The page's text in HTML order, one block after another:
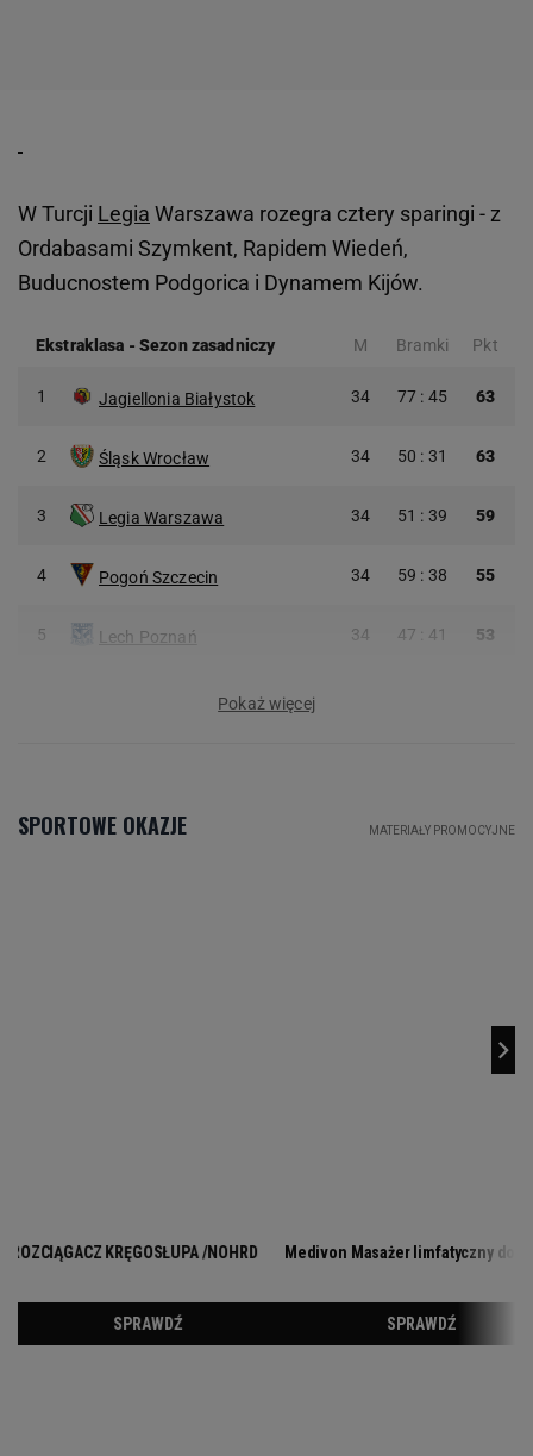
W Turcji Legia Warszawa rozegra cztery sparingi - z
Ordabasami Szymkent, Rapidem Wiedeń,
Buducnostem Podgorica i Dynamem Kijów.
Ekstraklasa - Sezon zasadniczy M Bramki Pkt
1 Jagiellonia Białystok 34 77 : 45 63
2 Śląsk Wrocław 34 50 : 31 63
3 Legia Warszawa 34 51 : 39 59
4 Pogoń Szczecin 34 59 : 38 55
5 Lech Poznań 34 47 : 41 53
Pokaż więcej